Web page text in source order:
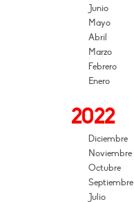
Junio
Mayo
Abril
Marzo
Febrero
Enero
2022
Diciembre
Noviembre
Octubre
Septiembre
Julio